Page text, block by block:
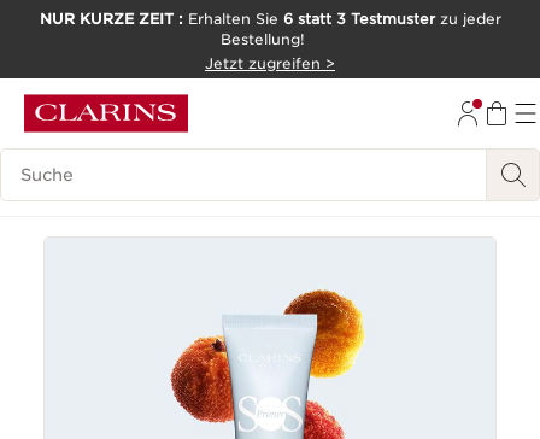
NUR KURZE ZEIT : Erhalten Sie 6 statt 3 Testmusterzu jeder
Bestellung!
Jetzt zugreifen >
Legende suchen